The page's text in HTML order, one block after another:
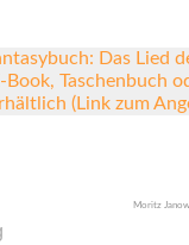
Moritz